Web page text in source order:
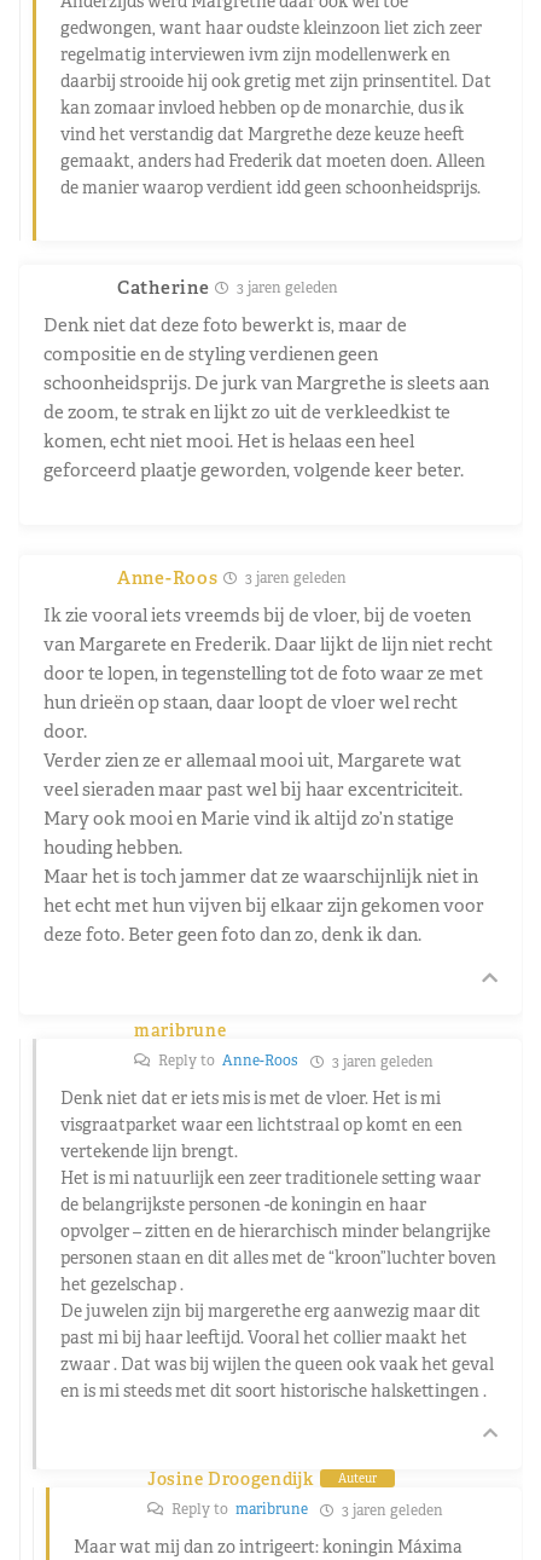
gedwongen, want haar oudste kleinzoon liet zich zeer
regelmatig interviewen ivm zijn modellenwerk en
daarbij strooide hij ook gretig met zijn prinsentitel. Dat
kan zomaar invloed hebben op de monarchie, dus ik
vind het verstandig dat Margrethe deze keuze heeft
gemaakt, anders had Frederik dat moeten doen. Alleen
de manier waarop verdient idd geen schoonheidsprijs.
Catherine 3 jaren geleden
Denk niet dat deze foto bewerkt is, maar de
compositie en de styling verdienen geen
schoonheidsprijs. De jurk van Margrethe is sleets aan
de zoom, te strak en lijkt zo uit de verkleedkist te
komen, echt niet mooi. Het is helaas een heel
geforceerd plaatje geworden, volgende keer beter.
Anne-Roos 3 jaren geleden
Ik zie vooral iets vreemds bij de vloer, bij de voeten
van Margarete en Frederik. Daar lijkt de lijn niet recht
door te lopen, in tegenstelling tot de foto waar ze met
hun drieën op staan, daar loopt de vloer wel recht
door.
Verder zien ze er allemaal mooi uit, Margarete wat
veel sieraden maar past wel bij haar excentriciteit.
Mary ook mooi en Marie vind ik altijd zo’n statige
houding hebben.
Maar het is toch jammer dat ze waarschijnlijk niet in
het echt met hun vijven bij elkaar zijn gekomen voor
deze foto. Beter geen foto dan zo, denk ik dan.
maribrune
Reply to Anne-Roos 3 jaren geleden
Denk niet dat er iets mis is met de vloer. Het is mi
visgraatparket waar een lichtstraal op komt en een
vertekende lijn brengt.
Het is mi natuurlijk een zeer traditionele setting waar
de belangrijkste personen -de koningin en haar
opvolger – zitten en de hierarchisch minder belangrijke
personen staan en dit alles met de “kroon”luchter boven
het gezelschap .
De juwelen zijn bij margerethe erg aanwezig maar dit
past mi bij haar leeftijd. Vooral het collier maakt het
zwaar . Dat was bij wijlen the queen ook vaak het geval
en is mi steeds met dit soort historische halskettingen .
Josine Droogendijk Auteur
Reply to maribrune 3 jaren geleden
Maar wat mij dan zo intrigeert: koningin Máxima